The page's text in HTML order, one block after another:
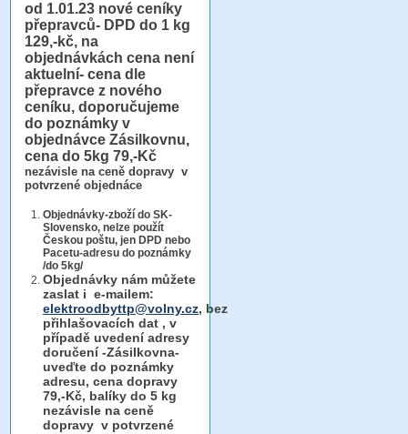
od 1.01.23 nové ceníky
přepravců- DPD do 1 kg
129,-kč, na
objednávkách cena není
aktuelní- cena dle
přepravce z nového
ceníku, doporučujeme
do poznámky v
objednávce Zásilkovnu,
cena do 5kg 79,-Kč
nezávisle na ceně dopravy v
potvrzené objednáce
Objednávky-zboží do SK-
Slovensko, nelze použít
Českou poštu, jen DPD nebo
Pacetu-adresu do poznámky
/do 5kg/
Objednávky nám můžete
zaslat i e-mailem:
elektroodbyttp@volny.cz, bez
přihlašovacích dat , v
případě uvedení adresy
doručení -Zásilkovna-
uveďte do poznámky
adresu, cena dopravy
79,-Kč, balíky do 5 kg
nezávisle na ceně
dopravy v potvrzené